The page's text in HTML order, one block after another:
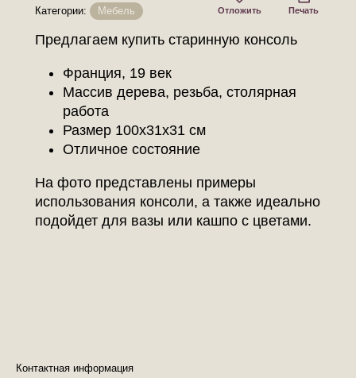
Печать
Отложить
Категории:
Мебель
Предлагаем купить старинную консоль
Франция, 19 век
Массив дерева, резьба, столярная
работа
Размер 100х31х31 см
Отличное состояние
На фото представлены примеры
использования консоли, а также идеально
подойдет для вазы или кашпо с цветами.
Контактная информация